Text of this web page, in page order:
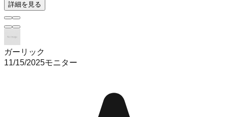
詳細を見る
ガーリック
11/15/2025モニター